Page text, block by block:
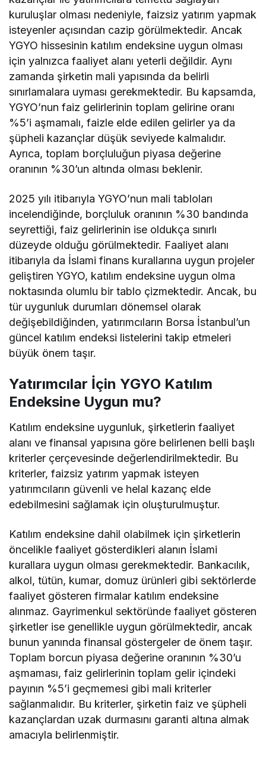
kuruluşlar olması nedeniyle, faizsiz yatırım yapmak
isteyenler açısından cazip görülmektedir. Ancak
YGYO hissesinin katılım endeksine uygun olması
için yalnızca faaliyet alanı yeterli değildir. Aynı
zamanda şirketin mali yapısında da belirli
sınırlamalara uyması gerekmektedir. Bu kapsamda,
YGYO’nun faiz gelirlerinin toplam gelirine oranı
%5’i aşmamalı, faizle elde edilen gelirler ya da
şüpheli kazançlar düşük seviyede kalmalıdır.
Ayrıca, toplam borçluluğun piyasa değerine
oranının %30’un altında olması beklenir.
2025 yılı itibarıyla YGYO’nun mali tabloları
incelendiğinde, borçluluk oranının %30 bandında
seyrettiği, faiz gelirlerinin ise oldukça sınırlı
düzeyde olduğu görülmektedir. Faaliyet alanı
itibarıyla da İslami finans kurallarına uygun projeler
geliştiren YGYO, katılım endeksine uygun olma
noktasında olumlu bir tablo çizmektedir. Ancak, bu
tür uygunluk durumları dönemsel olarak
değişebildiğinden, yatırımcıların Borsa İstanbul’un
güncel katılım endeksi listelerini takip etmeleri
büyük önem taşır.
Yatırımcılar İçin YGYO Katılım
Endeksine Uygun mu?
Katılım endeksine uygunluk, şirketlerin faaliyet
alanı ve finansal yapısına göre belirlenen belli başlı
kriterler çerçevesinde değerlendirilmektedir. Bu
kriterler, faizsiz yatırım yapmak isteyen
yatırımcıların güvenli ve helal kazanç elde
edebilmesini sağlamak için oluşturulmuştur.
Katılım endeksine dahil olabilmek için şirketlerin
öncelikle faaliyet gösterdikleri alanın İslami
kurallara uygun olması gerekmektedir. Bankacılık,
alkol, tütün, kumar, domuz ürünleri gibi sektörlerde
faaliyet gösteren firmalar katılım endeksine
alınmaz. Gayrimenkul sektöründe faaliyet gösteren
şirketler ise genellikle uygun görülmektedir, ancak
bunun yanında finansal göstergeler de önem taşır.
Toplam borcun piyasa değerine oranının %30’u
aşmaması, faiz gelirlerinin toplam gelir içindeki
payının %5’i geçmemesi gibi mali kriterler
sağlanmalıdır. Bu kriterler, şirketin faiz ve şüpheli
kazançlardan uzak durmasını garanti altına almak
amacıyla belirlenmiştir.